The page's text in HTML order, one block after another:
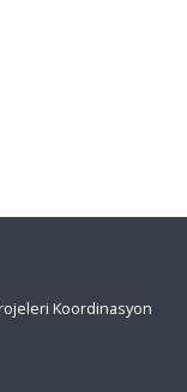
Koordinasyon